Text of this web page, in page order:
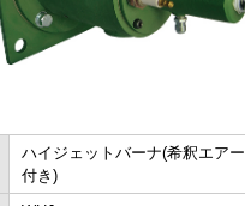
ハイジェットバーナ(希釈エアー
付き)